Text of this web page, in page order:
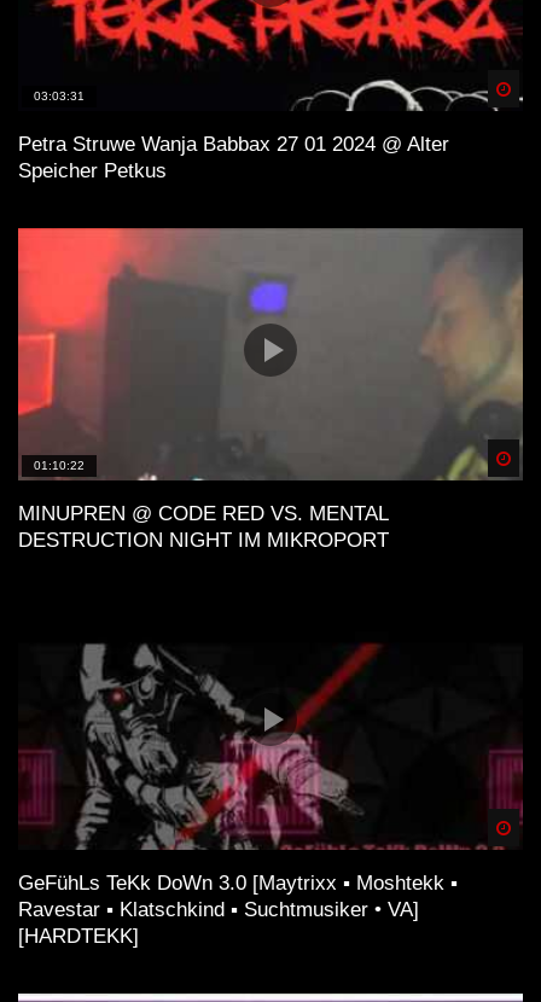
03:03:31
Petra Struwe Wanja Babbax 27 01 2024 @ Alter
Speicher Petkus
01:10:22
MINUPREN @ CODE RED VS. MENTAL
DESTRUCTION NIGHT IM MIKROPORT
GeFühLs TeKk DoWn 3.0 [Maytrixx ▪ Moshtekk ▪
Ravestar ▪ Klatschkind ▪ Suchtmusiker • VA]
[HARDTEKK]